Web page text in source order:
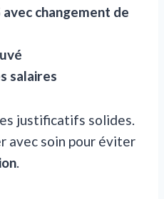
changement de
salaires
justificatifs solides.
avec soin pour éviter
.